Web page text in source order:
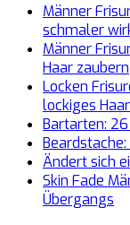
Männer
schmaler
Männer
Haar zaubern
Locken
lockiges Haar
Bartarten:
Ändert sich
Skin Fade
Übergangs